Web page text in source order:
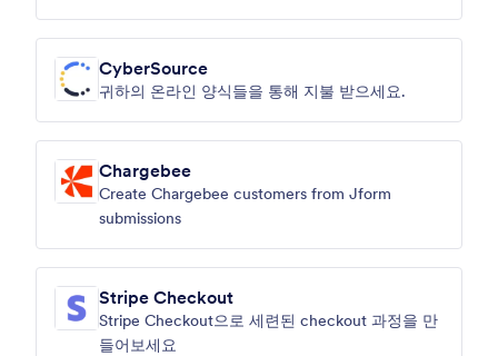
CyberSource
귀하의 온라인 양식들을 통해 지불 받으세요.
Chargebee
Create Chargebee customers from Jform
submissions
Stripe Checkout
Stripe Checkout으로 세련된 checkout 과정을 만
들어보세요